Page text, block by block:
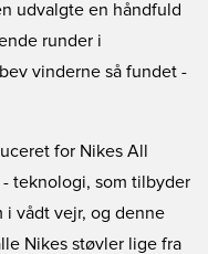
udvalgte en håndfuld
runder i
vinderne så fundet -
for Nikes All
teknologi, som tilbyder
i vådt vejr, og denne
Nikes støvler lige fra